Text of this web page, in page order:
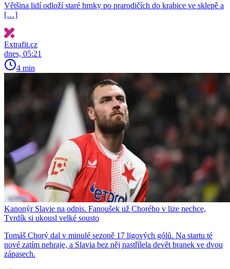
Většina lidí odloží staré hrnky po prarodičích do krabice ve sklepě a
[…]
Extrafit.cz
dnes, 05:21
4 min
Kanonýr Slavie na odpis. Fanoušek už Chorého v lize nechce,
Tvrdík si ukousl velké sousto
Tomáš Chorý dal v minulé sezoně 17 ligových gólů. Na startu té
nové zatím nehraje, a Slavia bez něj nastřílela devět branek ve dvou
zápasech.